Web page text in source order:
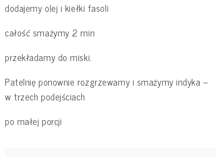
dodajemy olej i kiełki fasoli
całość smażymy 2 min
przekładamy do miski.
Patelnię ponownie rozgrzewamy i smażymy indyka –
w trzech podejściach
po małej porcji